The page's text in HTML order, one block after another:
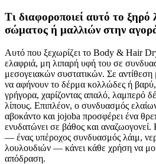
Τι διαφοροποιεί αυτό το ξηρό
σώματος ή μαλλιών στην
Αυτό που ξεχωρίζει το Body & Hair
ελαφριά, μη λιπαρή υφή του σε
μεσογειακών συστατικών. Σε
να αφήνουν το δέρμα κολλώδες ή
γρήγορα, χαρίζοντας απαλό, λαμπερό
λίπους. Επιπλέον, ο συνδυασμός
αβοκάντο και jojoba προσφέρει ένα
ενυδατώνει σε βάθος και
— ένας υπέροχος συνδυασμός λάιμ,
λουλουδιών — κάνει κάθε χρήση να
απόδραση.